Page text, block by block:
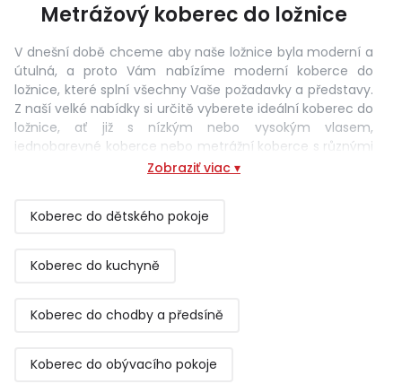
Metrážový koberec do ložnice
V dnešní době chceme aby naše ložnice byla moderní a
útulná, a proto Vám nabízíme moderní koberce do
ložnice, které splní všechny Vaše požadavky a představy.
Z naší velké nabídky si určitě vyberete ideální koberec do
ložnice, ať již s nízkým nebo vysokým vlasem,
jednobarevné koberce nebo metrážní koberce s různými
motivy vzorů. Do ložnice jsou vhodné koberce, které mají
ložnice se klade i na pocitový komfort při styku s bosou
bytovou metráž jsou vhodné i všechny koberce z
kategorie "Objektové koberce", které mají ještě vyšší
Vám náš odborný personál rád poradí. Můžete si je koupit
Zobraziť viac ▾
Koberec do dětského pokoje
Koberec do kuchyně
Koberec do chodby a předsíně
Koberec do obývacího pokoje